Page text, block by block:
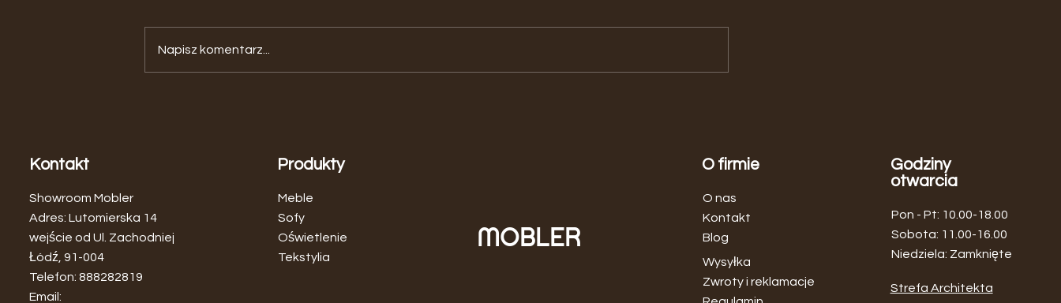
Napisz komentarz...
Kontakt
Showroom Mobler
Adres: Lutomierska 14
wejście od Ul. Zachodniej
Łódź, 91-004
Telefon: 888282819
Email:
Produkty
Meble
Sofy
Oświetlenie
Tekstylia
MOBLER
O firmie
O nas
Kontakt
Blog
Wysyłka
Zwroty i reklamacje
Godziny
otwarcia
Pon - Pt: 10.00-18.00
​​Sobota: 11.00-16.00
Niedziela: Zamknięte
Strefa Architekta